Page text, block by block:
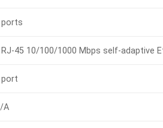
ports
RJ-45 10/100/1000 Mbps self-adaptive
port
A